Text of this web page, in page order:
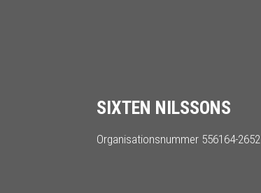
SIXTEN NILSSONS
Organisationsnummer 556164-2652